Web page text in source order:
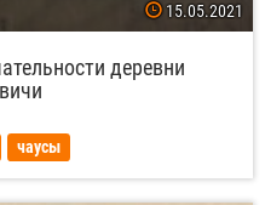
15.05.2021
деревни
чаусы